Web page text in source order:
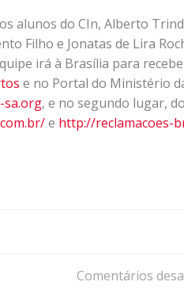
alunos do CIn, Alberto
Filho e Jonatas de Lira
irá à Brasília para
e no Portal do Ministério
, e no segundo lugar,
com.br/e http://reclamacoes-
Comentários